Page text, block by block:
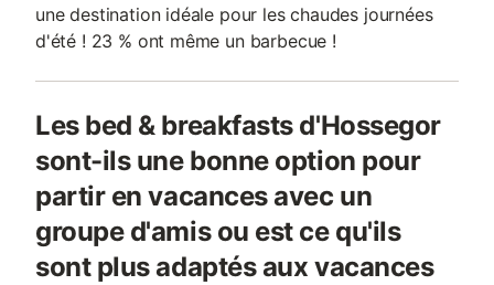
une destination idéale pour les chaudes journées
d'été ! 23 % ont même un barbecue !
Les bed & breakfasts d'Hossegor
sont-ils une bonne option pour
partir en vacances avec un
groupe d'amis ou est ce qu'ils
sont plus adaptés aux vacances